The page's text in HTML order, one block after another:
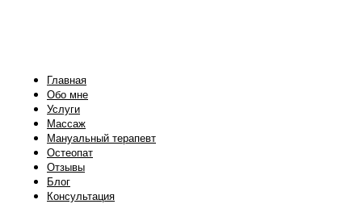
Главная
Обо мне
Услуги
Массаж
Мануальный терапевт
Остеопат
Отзывы
Блог
Консультация